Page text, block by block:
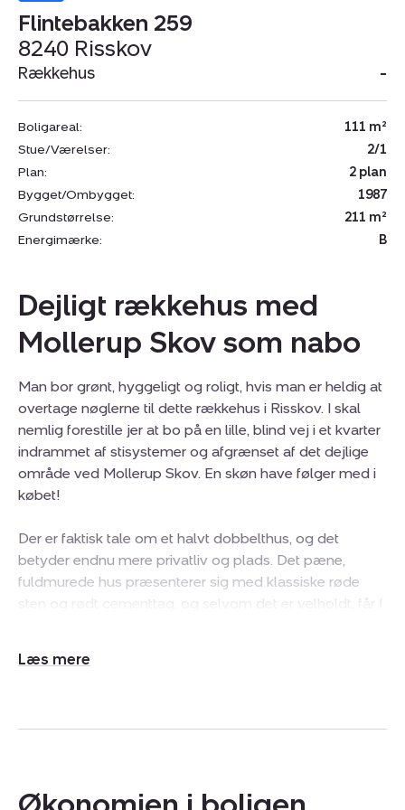
Flintebakken 259
8240 Risskov
Rækkehus -
Boligareal:
111 m²
Stue/Værelser:
2/1
Plan:
2 plan
Bygget/Ombygget:
1987
Grundstørrelse:
211 m²
Energimærke:
B
Dejligt rækkehus med
Mollerup Skov som nabo
Man bor grønt, hyggeligt og roligt, hvis man er heldig at
overtage nøglerne til dette rækkehus i Risskov. I skal
nemlig forestille jer at bo på en lille, blind vej i et kvarter
indrammet af stisystemer og afgrænset af det dejlige
område ved Mollerup Skov. En skøn have følger med i
købet!
Der er faktisk tale om et halvt dobbelthus, og det
betyder endnu mere privatliv og plads. Det pæne,
fuldmurede hus præsenterer sig med klassiske røde
sten og rødt cementtag, og selvom det er velholdt, får I
og her får I også en virkelig hyggelig gårdhave, der er
allerbedste kvalitet, og den er godt opvokset, ugenert
sommerdagene.